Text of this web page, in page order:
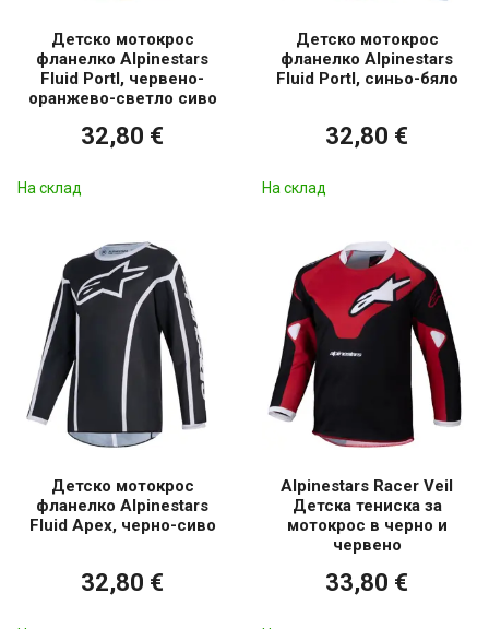
Детско мотокрос
фланелко Alpinestars
Fluid Portl, червено-
оранжево-светло сиво
32,80 €
На склад
Детско мотокрос
фланелко Alpinestars
Fluid Portl, синьо-бяло
32,80 €
На склад
Детско мотокрос
фланелко Alpinestars
Fluid Apex, черно-сиво
32,80 €
Alpinestars Racer Veil
Детска тениска за
мотокрос в черно и
червено
33,80 €